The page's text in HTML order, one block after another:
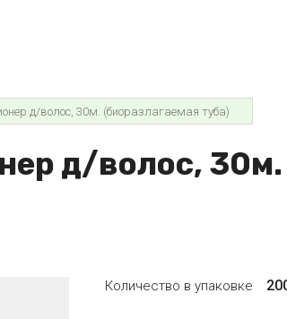
д/волос, 30м. (биоразлагаемая туба)
д/волос,
Количество в упаковке